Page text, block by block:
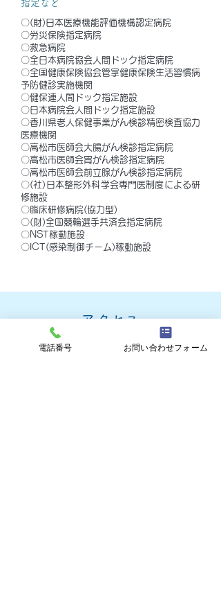
指定など
〇(財)日本医療機能評価機構認定病院
〇労災保険指定病院
〇救急病院
〇全日本病院協会人間ドック指定病院
〇全国健康保険協会管掌健康保険生活習慣病
予防健診実施機関
〇健保連人間ドック指定施設
〇日本病院会人間ドック指定施設
〇香川県老人保健事業がん検診精密検査協力
医療機関
〇高松市医師会大腸がん検診指定病院
〇高松市医師会胃がん検診指定病院
〇高松市医師会前立腺がん検診指定病院
〇(社)日本整形外科学会専門医制度による研
修施設
〇臨床研修病院(協力型)
〇(財)全国競輪選手共済会指定病院
〇NST稼動施設
​〇ICT(感染制御チーム)稼動施設
アクセス
電話番号 お問い合わせフォーム